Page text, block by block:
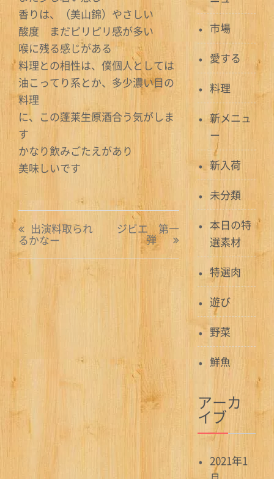
香りは、（美山錦）やさしい
酸度 まだピリピリ感が多い
喉に残る感じがある
料理との相性は、僕個人としては
油こってり系とか、多少濃い目の
料理
に、この蓬莱生原酒合う気がしま
す
かなり飲みごたえがあり
美味しいです
投
稿
ナ
シ
ン
出演料取られ
るかなー
ジビエ 第一
弾
市場
愛する
料理
新メニュ
ー
新入荷
未分類
本日の特
選素材
特選肉
遊び
野菜
鮮魚
アーカ
イブ
2021年1